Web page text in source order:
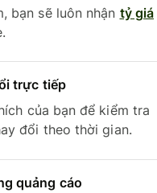
bạn sẽ luôn nhận tỷ giá
trực tiếp
của bạn để kiểm tra
đổi theo thời gian.
quảng cáo